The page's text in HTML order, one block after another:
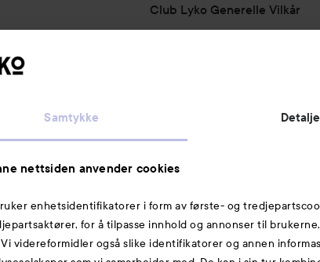
Samtykke
nettsiden anvender cookies
enhetsidentifikatorer i form av første- og
for å tilpasse innhold og annonser til
Vi videreformidler også slike identifikatorer og annen
Club Lyko Generelle Vilkår
Helthjem
Toppliste
Michael Edwards Fragrances
Også av